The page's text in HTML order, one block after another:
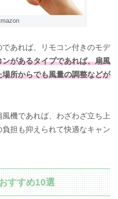
あれば、リモコン付きのモデ
ンがあるタイプであれば、扇風
所からでも風量の調整などが
機であれば、わざわざ立ち上
担も抑えられて快適なキャン
すすめ10選